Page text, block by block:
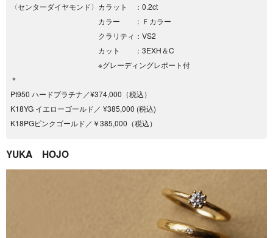
〈センターダイヤモンド〉カラット ：0.2ct
カラー ：Ｆカラー
クラリティ：VS2
カット ：3EXH＆C
※グレーディングレポート付
＊
Pt950 ハードプラチナ／¥374,000（税込）
K18YG イエローゴールド／ ¥385,000 (税込)
K18PGピンクゴールド／￥385,000（税込）
YUKA HOJO